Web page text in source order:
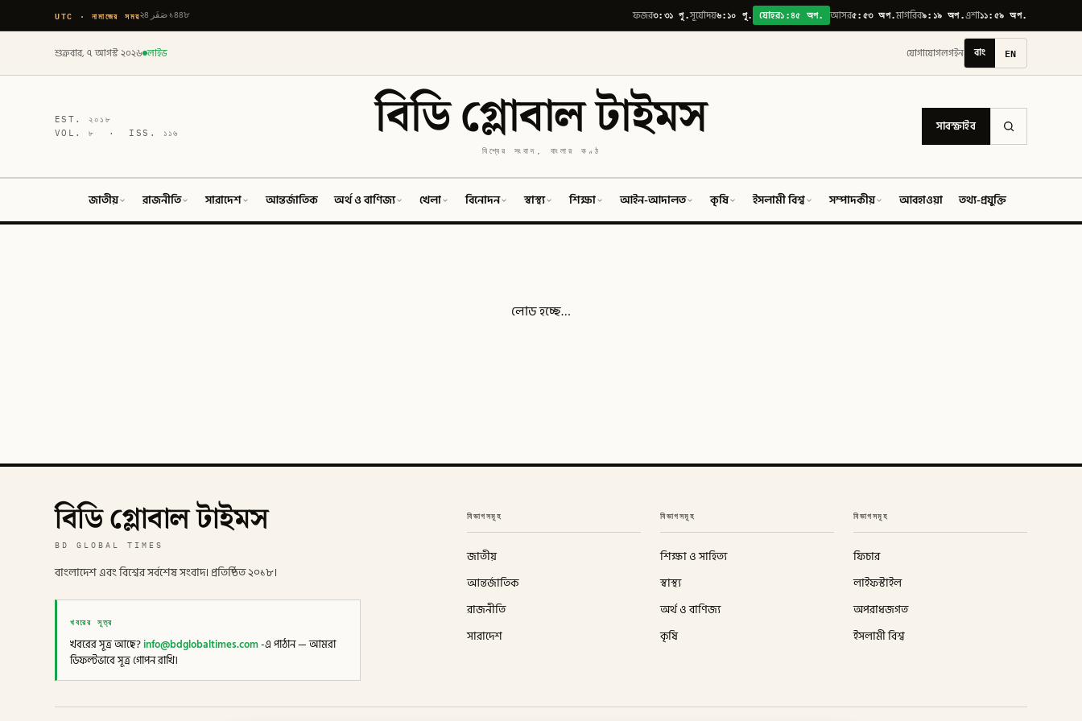
UTC · নামাজের সময় ২৪ صَفَر ১৪৪৮ ফজর৩:৩১ পূ.সূর্যোদয়৬:১০ পূ. যোহর১:৪৫ অপ. আসর৫:৫৩ অপ.মাগরিব৯:১৯ অপ.এশা১১:৫৯ অপ.
শুক্রবার, ৭ আগস্ট ২০২৬ লাইভ যোগাযোগলগইন বাং EN
EST.২০১৮
VOL.৮ · ISS. ১১৬ বিডি গ্লোবাল টাইমস
বিশ্বের সংবাদ, বাংলার কণ্ঠ
সাবস্ক্রাইব
জাতীয় রাজনীতি সারাদেশ আন্তর্জাতিক অর্থ ও বাণিজ্য খেলা বিনোদন স্বাস্থ্য শিক্ষা আইন-আদালত কৃষি ইসলামী বিশ্ব সম্পাদকীয় আবহাওয়া তথ্য-প্রযুক্তি
লোড হচ্ছে…
বিডি গ্লোবাল টাইমস
BD GLOBAL TIMES
বাংলাদেশ এবং বিশ্বের সর্বশেষ সংবাদ। প্রতিষ্ঠিত ২০১৮।
খবরের সূত্র
খবরের সূত্র আছে?info@bdglobaltimes.com-এ পাঠান — আমরা
ডিফল্টভাবে সূত্র গোপন রাখি।
বিভাগসমূহ
জাতীয়
আন্তর্জাতিক
রাজনীতি
সারাদেশ
বিভাগসমূহ
শিক্ষা ও সাহিত্য
স্বাস্থ্য
অর্থ ও বাণিজ্য
কৃষি
বিভাগসমূহ
ফিচার
লাইফস্টাইল
অপরাধজগত
ইসলামী বিশ্ব